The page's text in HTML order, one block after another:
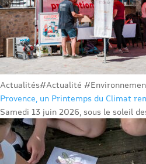
Actualités#Actualité
Provence, un Printemps du Climat
Samedi 13 juin 2026, sous le soleil